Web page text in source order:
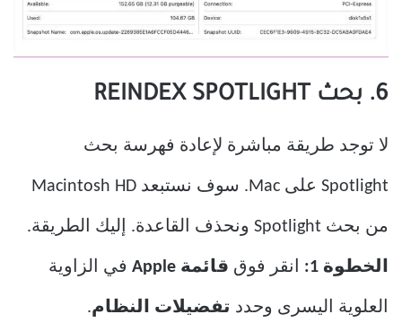
6. بحث REINDEX SPOTLIGHT
لا توجد طريقة مباشرة لإعادة فهرسة بحث
Spotlight على Mac. سوف نستبعد Macintosh HD
من بحث Spotlight ونحذف القاعدة. إليك الطريقة.
الخطوة 1: انقر فوق قائمة Apple في الزاوية
العلوية اليسرى وحدد تفضيلات النظام.